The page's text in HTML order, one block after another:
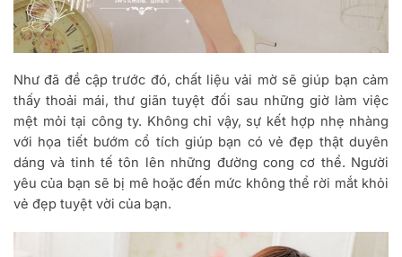
Như đã đề cập trước đó, chất liệu vải mờ sẽ giúp bạn cảm
thấy thoải mái, thư giãn tuyệt đối sau những giờ làm việc
mệt mỏi tại công ty. Không chỉ vậy, sự kết hợp nhẹ nhàng
với họa tiết bướm cổ tích giúp bạn có vẻ đẹp thật duyên
dáng và tinh tế tôn lên những đường cong cơ thể. Người
yêu của bạn sẽ bị mê hoặc đến mức không thể rời mắt khỏi
vẻ đẹp tuyệt vời của bạn.